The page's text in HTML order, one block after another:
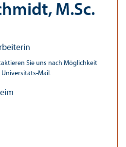
M.Sc.
Sie uns nach Möglichkeit
Mail.